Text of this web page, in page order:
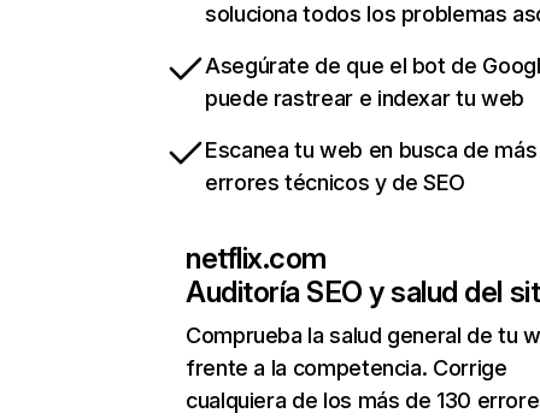
soluciona todos los problemas
Asegúrate de que el bot de
puede rastrear e indexar tu web
Escanea tu web en busca de
errores técnicos y de SEO
netflix.com
Auditoría SEO y salud del
Comprueba la salud general de tu
frente a la competencia. Corrige
cualquiera de los más de 130